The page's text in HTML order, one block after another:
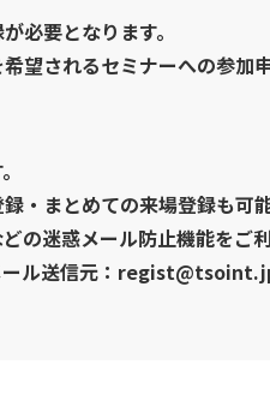
必要となります。
望されるセミナーへの参加
・まとめての来場登録も可
の迷惑メール防止機能をご
ール送信元：